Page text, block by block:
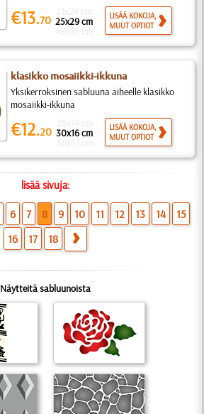
€13.70 25x29 cm
LISÄÄ KOKOJA,
MUUT OPTIOT
klasikko mosaiikki-ikkuna
Yksikerroksinen sabluuna aiheelle klasikko
mosaiikki-ikkuna
€12.20 30x16 cm
LISÄÄ KOKOJA,
MUUT OPTIOT
lisää sivuja:
6 7 8 9 10 11 12 13 14
15
16
17 18
Näytteitä sabluunoista